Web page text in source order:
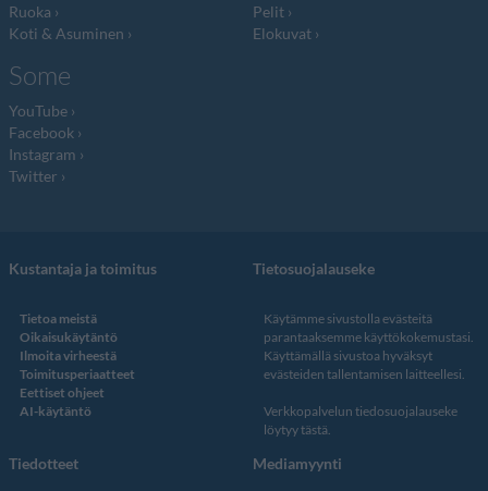
Ruoka
Koti & Asuminen
Pelit
Elokuvat
Some
YouTube
Facebook
Instagram
Twitter
Kustantaja ja toimitus
Tietoa meistä
Oikaisukäytäntö
Ilmoita virheestä
Toimitusperiaatteet
Eettiset ohjeet
AI-käytäntö
Tietosuojalauseke
Käytämme sivustolla evästeitä
parantaaksemme käyttökokemustasi.
Käyttämällä sivustoa hyväksyt
evästeiden tallentamisen laitteellesi.
Verkkopalvelun tiedosuojalauseke
löytyy tästä.
Tiedotteet Mediamyynti